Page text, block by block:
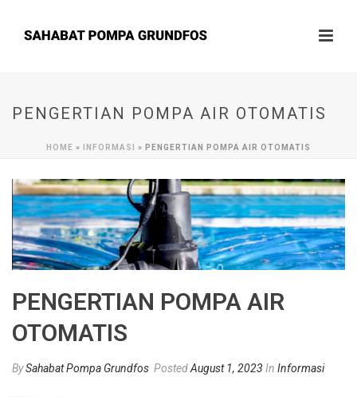
PENGERTIAN POMPA AIR OTOMATIS
HOME » INFORMASI » PENGERTIAN POMPA AIR OTOMATIS
PENGERTIAN POMPA AIR
OTOMATIS
BySahabat Pompa Grundfos PostedAugust 1, 2023 In Informasi